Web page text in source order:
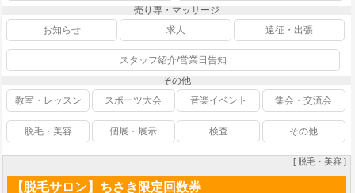
売り専・マッサージ
お知らせ
求人 遠征・出張
スタッフ紹介/営業日告知
その他
教室・レッスン
スポーツ大会 音楽イベント 集会・交流会
脱毛・美容 個展・展示 検査 その他
[ 脱毛・美容 ]
【脱毛サロン】ちさき限定回数券